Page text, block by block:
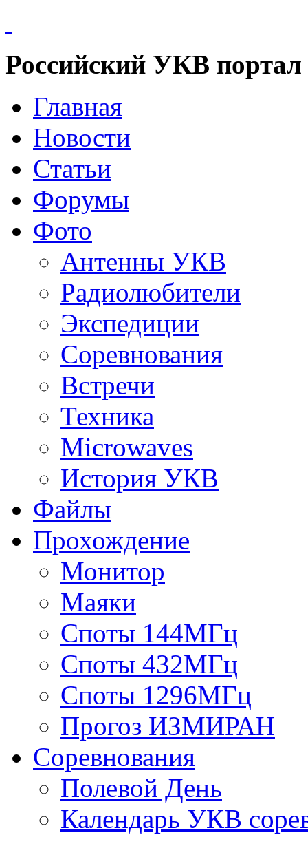
Российский УКВ портал
Главная
Новости
Статьи
Форумы
Фото
Антенны УКВ
Радиолюбители
Экспедиции
Соревнования
Встречи
Техника
Microwaves
История УКВ
Файлы
Прохождение
Монитор
Маяки
Споты 144МГц
Споты 432МГц
Споты 1296МГц
Прогоз ИЗМИРАН
Соревнования
Полевой День
Календарь УКВ